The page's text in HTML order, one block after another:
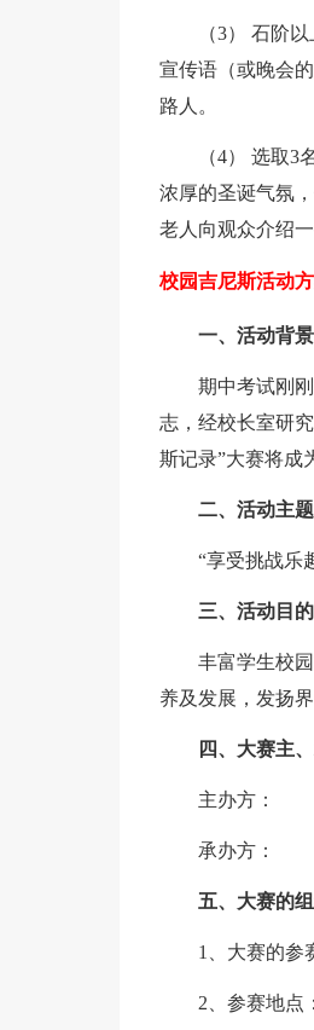
（3） 石阶
宣传语（或晚会
路人。
（4） 选取
浓厚的圣诞气氛
老人向观众介绍
校园吉尼斯活动
一、活动背景
期中考试刚
志，经校长室研
斯记录”大赛将成
二、活动主题
“享受挑战乐
三、活动目的
丰富学生校
养及发展，发扬界
四、大赛主
主办方：
承办方：
五、大赛的
1、大赛的参
2、参赛地点